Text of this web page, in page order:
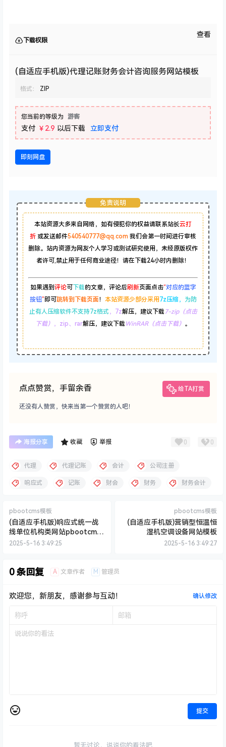
下载权限
查看
(自适应手机版)代理记账财务会计咨询服务网站模板
格式： ZIP
您当前的等级为 游客
支付 ￥2.9 以后下载 立即支付
即刻网盘
免责说明
本站资源大多来自网络，如有侵犯你的权益请联系站长云打
折 或发送邮件540540777@qq.com 我们会第一时间进行审核
删除。站内资源为网友个人学习或测试研究使用，未经原版权作
者许可,禁止用于任何商业途径！请在下载24小时内删除！
如果遇到 评论可下载的文章，评论后刷新页面点击“对应的蓝字
按钮” 即可跳转到下载页面！ 本站资源少部分采用 7z压缩，
为防
止有人压缩软件不支持7z格式 ，7z解压，建议下载 7-zip（点击
下载） ，zip、rar解压，建议下载 WinRAR（点击下载） 。
点点赞赏，手留余香 给TA打赏
还没有人赞赏，快来当第一个赞赏的人吧！
海报分享 收藏 举报 0 0
代理 代理记账 会计 公司注册
响应式 记账 财会 财务 财务会计
pbootcms模板
(自适应手机版)响应式统一战
线单位机构类网站pbootcms
模板 红色部门机构网站源码下
2025-5-16 3:49:25
pbootcms模板
(自适应手机版)营销型恒温恒
湿机空调设备网站模板
2025-5-16 3:49:27
0 条回复 A 文章作者 M 管理员
欢迎您，新朋友，感谢参与互动！ 确认修改
提交
暂无讨论，说说你的看法吧